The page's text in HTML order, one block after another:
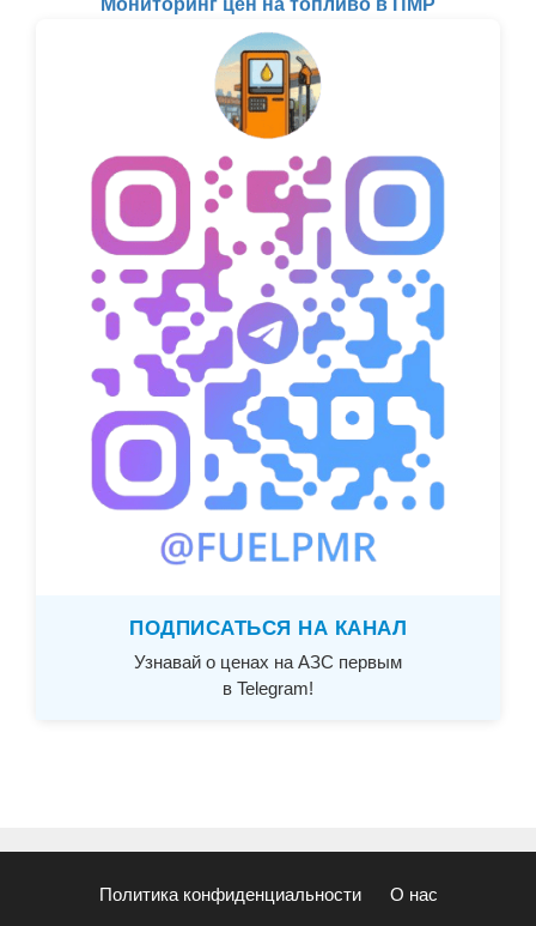
Мониторинг цен на топливо в ПМР
ПОДПИСАТЬСЯ НА КАНАЛ
Узнавай о ценах на АЗС первым
в Telegram!
Политика конфиденциальности О нас